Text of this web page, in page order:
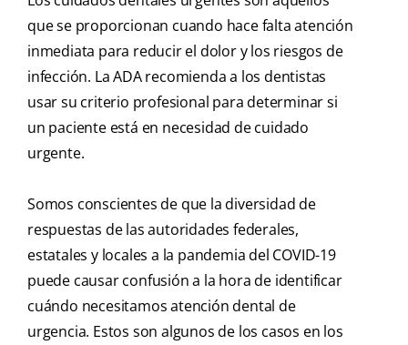
que se proporcionan cuando hace falta atención
inmediata para reducir el dolor y los riesgos de
infección. La ADA recomienda a los dentistas
usar su criterio profesional para determinar si
un paciente está en necesidad de cuidado
urgente.
Somos conscientes de que la diversidad de
respuestas de las autoridades federales,
estatales y locales a la pandemia del COVID-19
puede causar confusión a la hora de identificar
cuándo necesitamos atención dental de
urgencia. Estos son algunos de los casos en los